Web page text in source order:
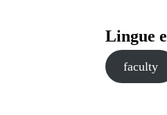
Lingue
faculty